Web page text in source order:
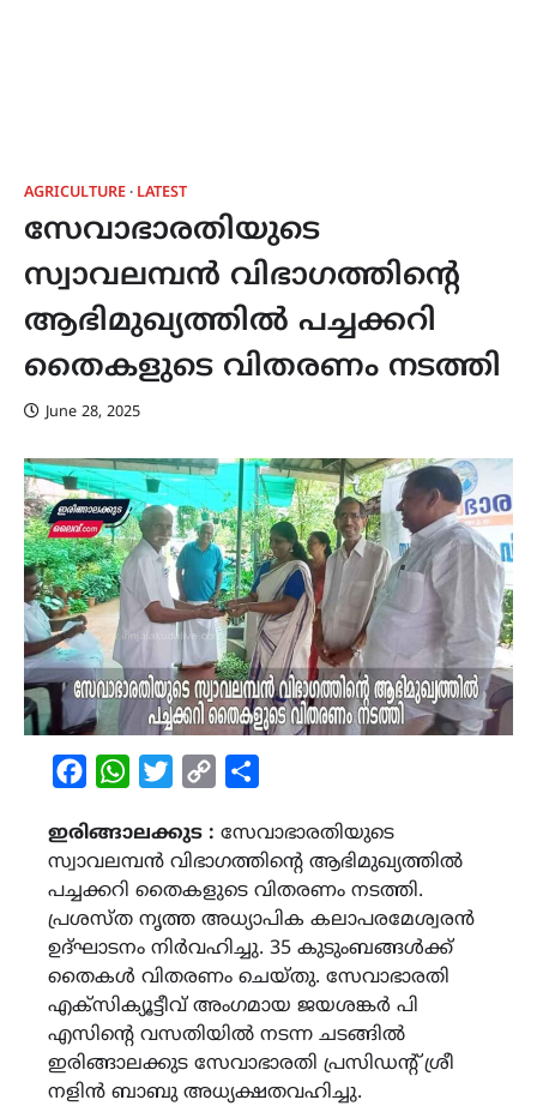
AGRICULTURE LATEST
സേവാഭാരതിയുടെ
സ്വാവലമ്പൻ വിഭാഗത്തിന്റെ
ആഭിമുഖ്യത്തിൽ പച്ചക്കറി
തൈകളുടെ വിതരണം നടത്തി
June 28, 2025
FacebookWhatsAppTwitterCopy
ഇരിങ്ങാലക്കുട : സേവാഭാരതിയുടെ
സ്വാവലമ്പൻ വിഭാഗത്തിന്റെ ആഭിമുഖ്യത്തിൽ
പച്ചക്കറി തൈകളുടെ വിതരണം നടത്തി.
പ്രശസ്ത നൃത്ത അധ്യാപിക കലാപരമേശ്വരൻ
ഉദ്ഘാടനം നിർവഹിച്ചു. 35 കുടുംബങ്ങൾക്ക്
തൈകൾ വിതരണം ചെയ്തു. സേവാഭാരതി
എക്സിക്യൂട്ടീവ് അംഗമായ ജയശങ്കർ പി
എസിന്റെ വസതിയിൽ നടന്ന ചടങ്ങിൽ
ഇരിങ്ങാലക്കുട സേവാഭാരതി പ്രസിഡന്റ് ശ്രീ
നളിൻ ബാബു അധ്യക്ഷതവഹിച്ചു.